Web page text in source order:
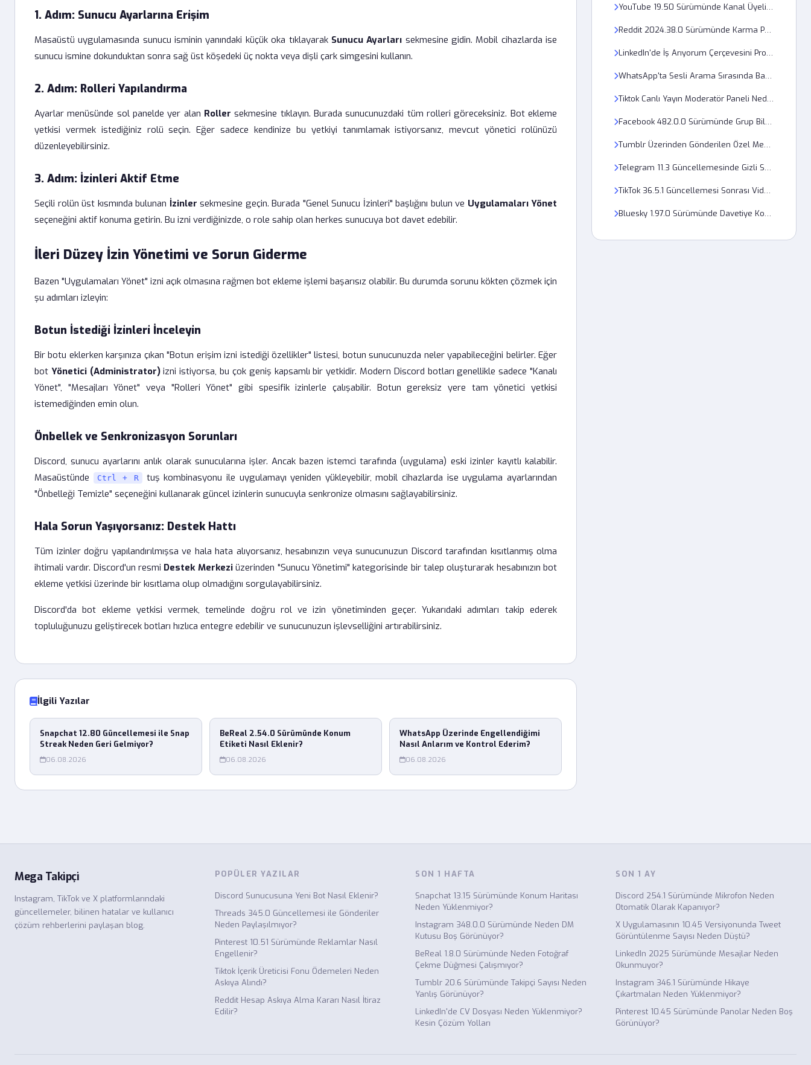
1. Adım: Sunucu Ayarlarına Erişim
Masaüstü uygulamasında sunucu isminin yanındaki küçük oka tıklayarak Sunucu Ayarları sekmesine gidin. Mobil cihazlarda ise
sunucu ismine dokunduktan sonra sağ üst köşedeki üç nokta veya dişli çark simgesini kullanın.
2. Adım: Rolleri Yapılandırma
Ayarlar menüsünde sol panelde yer alan Roller sekmesine tıklayın. Burada sunucunuzdaki tüm rolleri göreceksiniz. Bot ekleme
yetkisi vermek istediğiniz rolü seçin. Eğer sadece kendinize bu yetkiyi tanımlamak istiyorsanız, mevcut yönetici rolünüzü
düzenleyebilirsiniz.
3. Adım: İzinleri Aktif Etme
Seçili rolün üst kısmında bulunan İzinler sekmesine geçin. Burada "Genel Sunucu İzinleri" başlığını bulun ve Uygulamaları Yönet
seçeneğini aktif konuma getirin. Bu izni verdiğinizde, o role sahip olan herkes sunucuya bot davet edebilir.
İleri Düzey İzin Yönetimi ve Sorun Giderme
Bazen "Uygulamaları Yönet" izni açık olmasına rağmen bot ekleme işlemi başarısız olabilir. Bu durumda sorunu kökten çözmek için
şu adımları izleyin:
Botun İstediği İzinleri İnceleyin
Bir botu eklerken karşınıza çıkan "Botun erişim izni istediği özellikler" listesi, botun sunucunuzda neler yapabileceğini belirler. Eğer
bot Yönetici (Administrator)izni istiyorsa, bu çok geniş kapsamlı bir yetkidir. Modern Discord botları genellikle sadece "Kanalı
Yönet", "Mesajları Yönet" veya "Rolleri Yönet" gibi spesifik izinlerle çalışabilir. Botun gereksiz yere tam yönetici yetkisi
istemediğinden emin olun.
Önbellek ve Senkronizasyon Sorunları
Discord, sunucu ayarlarını anlık olarak sunucularına işler. Ancak bazen istemci tarafında (uygulama) eski izinler kayıtlı kalabilir.
Masaüstünde
Ctrl + R
tuş kombinasyonu ile uygulamayı yeniden yükleyebilir, mobil cihazlarda ise uygulama ayarlarından
"Önbelleği Temizle" seçeneğini kullanarak güncel izinlerin sunucuyla senkronize olmasını sağlayabilirsiniz.
Hala Sorun Yaşıyorsanız: Destek Hattı
Tüm izinler doğru yapılandırılmışsa ve hala hata alıyorsanız, hesabınızın veya sunucunuzun Discord tarafından kısıtlanmış olma
ihtimali vardır. Discord'un resmi Destek Merkeziüzerinden "Sunucu Yönetimi" kategorisinde bir talep oluşturarak hesabınızın bot
ekleme yetkisi üzerinde bir kısıtlama olup olmadığını sorgulayabilirsiniz.
Discord'da bot ekleme yetkisi vermek, temelinde doğru rol ve izin yönetiminden geçer. Yukarıdaki adımları takip ederek
topluluğunuzu geliştirecek botları hızlıca entegre edebilir ve sunucunuzun işlevselliğini artırabilirsiniz.
İlgili Yazılar
Snapchat 12.80 Güncellemesi ile Snap
Streak Neden Geri Gelmiyor?
06.08.2026
BeReal 2.54.0 Sürümünde Konum
Etiketi Nasıl Eklenir?
06.08.2026
WhatsApp Üzerinde Engellendiğimi
Nasıl Anlarım ve Kontrol Ederim?
06.08.2026
YouTube 19.50 Sürümünde Kanal Üyelik İptali Nasıl Yapılır?
Reddit 2024.38.0 Sürümünde Karma Puanı Neden Güncellenmiyor?
LinkedIn'de İş Arıyorum Çerçevesini Profil Fotoğrafına Nasıl Eklerim?
WhatsApp'ta Sesli Arama Sırasında Bağlantı Neden Kopuyor?
Tiktok Canlı Yayın Moderatör Paneli Neden Açılmıyor?
Facebook 482.0.0 Sürümünde Grup Bildirimleri Neden Kapatılamıyor?
Tumblr Üzerinden Gönderilen Özel Mesajlar Neden Karşı Tarafa Gitmiyor?
Telegram 11.3 Güncellemesinde Gizli Sohbetler Nasıl Yedeklenir?
TikTok 36.5.1 Güncellemesi Sonrası Videolar Neden Donuyor?
Bluesky 1.97.0 Sürümünde Davetiye Kodu Neden Geçersiz Uyarısı Veriyor?
Mega Takipçi
Instagram, TikTok ve X platformlarındaki
güncellemeler, bilinen hatalar ve kullanıcı
çözüm rehberlerini paylaşan blog.
POPÜLER YAZILAR
Discord Sunucusuna Yeni Bot Nasıl Eklenir?
Threads 345.0 Güncellemesi ile Gönderiler
Neden Paylaşılmıyor?
Pinterest 10.51 Sürümünde Reklamlar Nasıl
Engellenir?
Tiktok İçerik Üreticisi Fonu Ödemeleri Neden
Askıya Alındı?
Reddit Hesap Askıya Alma Kararı Nasıl İtiraz
Edilir?
SON 1 HAFTA
Snapchat 13.15 Sürümünde Konum Haritası
Neden Yüklenmiyor?
Instagram 348.0.0 Sürümünde Neden DM
Kutusu Boş Görünüyor?
BeReal 1.8.0 Sürümünde Neden Fotoğraf
Çekme Düğmesi Çalışmıyor?
Tumblr 20.6 Sürümünde Takipçi Sayısı Neden
Yanlış Görünüyor?
LinkedIn'de CV Dosyası Neden Yüklenmiyor?
Kesin Çözüm Yolları
SON 1 AY
Discord 254.1 Sürümünde Mikrofon Neden
Otomatik Olarak Kapanıyor?
X Uygulamasının 10.45 Versiyonunda Tweet
Görüntülenme Sayısı Neden Düştü?
LinkedIn 2025 Sürümünde Mesajlar Neden
Okunmuyor?
Instagram 346.1 Sürümünde Hikaye
Çıkartmaları Neden Yüklenmiyor?
Pinterest 10.45 Sürümünde Panolar Neden Boş
Görünüyor?